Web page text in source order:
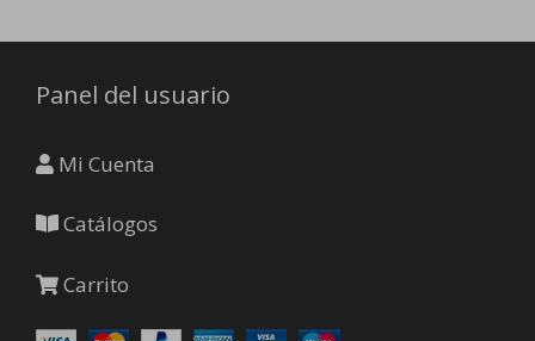
Panel del usuario
Mi Cuenta
Catálogos
Carrito